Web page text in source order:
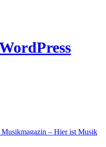
– Hier ist Musik